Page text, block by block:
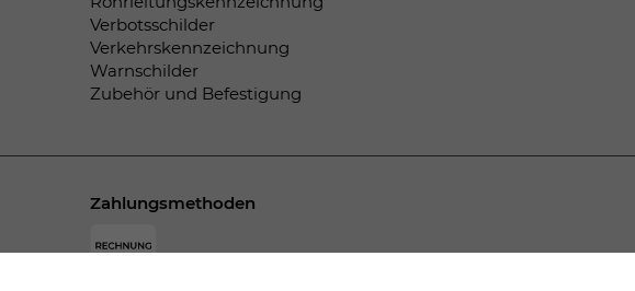
Verbotsschilder
Verkehrskennzeichnung
Warnschilder
Zubehör und Befestigung
Zahlungsmethoden